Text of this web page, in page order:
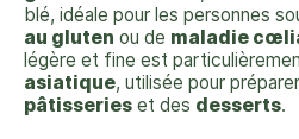
blé, idéale pour les personnes
au gluten ou de maladie
légère et fine est
asiatique, utilisée pour
pâtisseries et des desserts.